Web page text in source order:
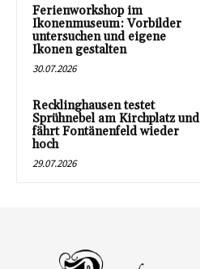
Ferienworkshop im
Ikonenmuseum: Vorbilder
untersuchen und eigene
Ikonen gestalten
30.07.2026
Recklinghausen testet
Sprühnebel am Kirchplatz und
fährt Fontänenfeld wieder
hoch
29.07.2026